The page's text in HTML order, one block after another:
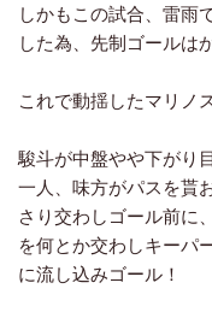
しかもこの試合、雷雨
した為、先制ゴールは
これで動揺したマリノ
駿斗が中盤やや下がり
一人、味方がパスを貰
さり交わしゴール前に
を何とか交わしキーパ
に流し込みゴール！